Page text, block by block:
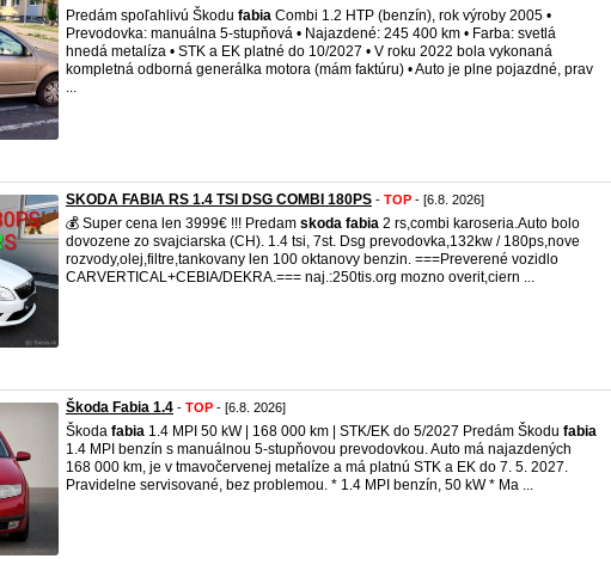
Predám spoľahlivú Škodu fabia Combi 1.2 HTP (benzín), rok výroby 2005 •
Prevodovka: manuálna 5-stupňová • Najazdené: 245 400 km • Farba: svetlá
hnedá metalíza • STK a EK platné do 10/2027 • V roku 2022 bola vykonaná
kompletná odborná generálka motora (mám faktúru) • Auto je plne pojazdné, prav
...
SKODA FABIA RS 1.4 TSI DSG COMBI 180PS - TOP - [6.8. 2026]
💰 Super cena len 3999€ !!! Predam skoda fabia 2 rs,combi karoseria.Auto bolo
dovozene zo svajciarska (CH). 1.4 tsi, 7st. Dsg prevodovka,132kw / 180ps,nove
rozvody,olej,filtre,tankovany len 100 oktanovy benzin. ===Preverené vozidlo
CARVERTICAL+CEBIA/DEKRA.=== naj.:250tis.org mozno overit,ciern ...
Škoda Fabia 1.4 - TOP - [6.8. 2026]
Škoda fabia 1.4 MPI 50 kW | 168 000 km | STK/EK do 5/2027 Predám Škodu fabia
1.4 MPI benzín s manuálnou 5-stupňovou prevodovkou. Auto má najazdených
168 000 km, je v tmavočervenej metalíze a má platnú STK a EK do 7. 5. 2027.
Pravidelne servisované, bez problemou. * 1.4 MPI benzín, 50 kW * Ma ...